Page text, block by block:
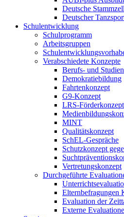
Deutsche
Deutscher
Schulentwicklung
Schulprogramm
Arbeitsgruppen
Verabschiedete Konzepte
Berufs- und
Demokratiebildung
Fahrtenkonzept
G9-Konzept
LRS-Förderkonzept
MINT
Qualitätskonzept
SchEL-Gespräche
Schutzkonzept
Vertretungskonzept
Durchgeführte
Elternbefragungen
Evaluation der
Externe